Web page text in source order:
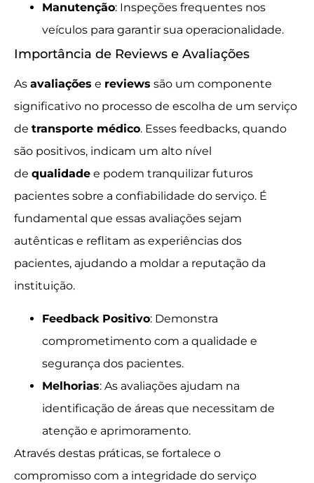
Manutenção: Inspeções frequentes nos
veículos para garantir sua operacionalidade.
Importância de Reviews e Avaliações
As avaliações e reviews são um componente
significativo no processo de escolha de um serviço
de transporte médico. Esses feedbacks, quando
são positivos, indicam um alto nível
de qualidade e podem tranquilizar futuros
pacientes sobre a confiabilidade do serviço. É
fundamental que essas avaliações sejam
autênticas e reflitam as experiências dos
pacientes, ajudando a moldar a reputação da
instituição.
Feedback Positivo: Demonstra
comprometimento com a qualidade e
segurança dos pacientes.
Melhorias: As avaliações ajudam na
identificação de áreas que necessitam de
atenção e aprimoramento.
Através destas práticas, se fortalece o
compromisso com a integridade do serviço